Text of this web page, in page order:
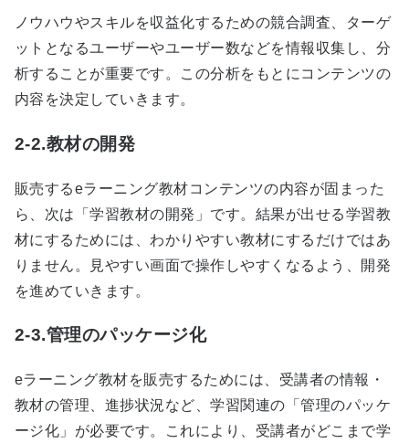
ノウハウやスキルを収益化するための競合調査、ターゲ
ットとなるユーザーやユーザー数などを情報収集し、分
析することが重要です。この分析をもとにコンテンツの
内容を決定していきます。
2-2.教材の開発
販売するeラーニング教材コンテンツの内容が固まった
ら、次は「学習教材の開発」です。結果が出せる学習教
材にするためには、わかりやすい教材にするだけではあ
りません。見やすい画面で操作しやすくなるよう、開発
を進めていきます。
2-3.管理のパッケージ化
eラーニング教材を販売するためには、受講者の情報・
教材の管理、進捗状況など、学習関連の「管理のパッケ
ージ化」が必要です。これにより、受講者がどこまで学